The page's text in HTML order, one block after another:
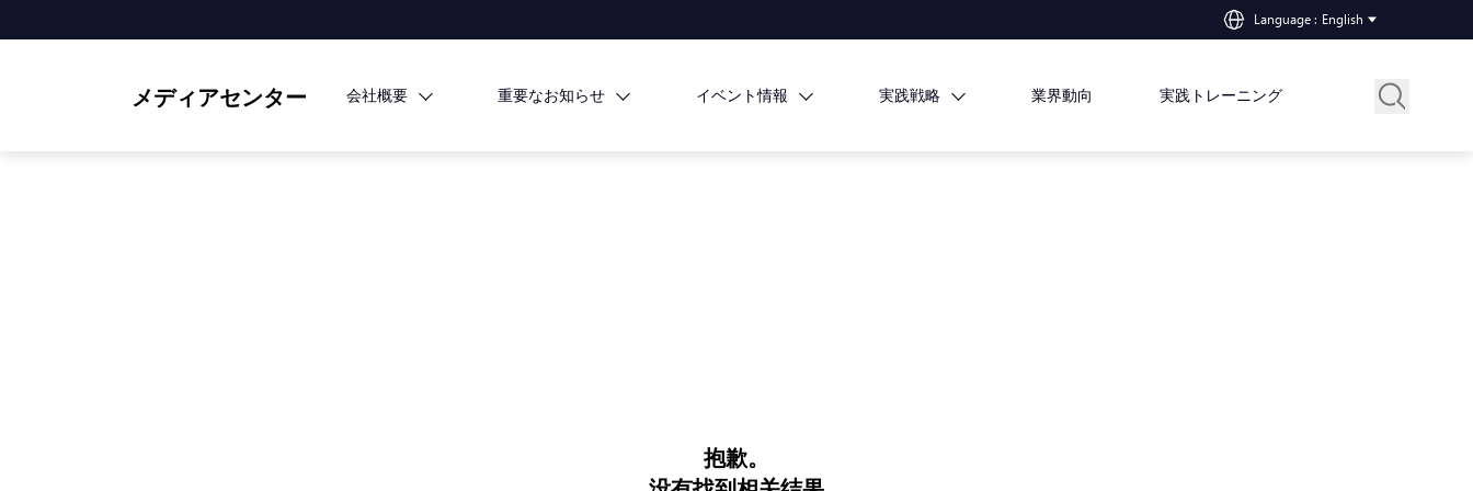
Language : English
メディアセンター 会社概要 重要なお知らせ イベント情報 実践戦略 業界動向 実践トレーニング
抱歉。